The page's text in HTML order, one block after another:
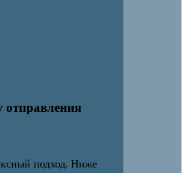
отправления
подход. Ниже